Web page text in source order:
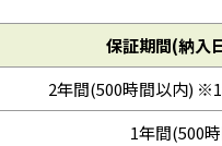
保証期間(納入
2年間(500時間以内)
1年間(500